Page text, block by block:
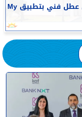
تنظيم الاتصالات في مصر: عدم وجود أي عطل فني بتطبيق My